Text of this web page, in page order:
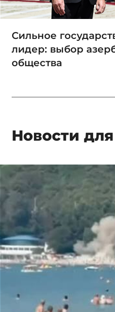
Сильное
лидер: выбор
общества
Новости